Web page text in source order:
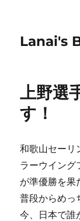
Lanai's
上野選
す！
和歌山セーリ
ラーウイング
が準優勝を果
普段からめっ
今、日本で誰